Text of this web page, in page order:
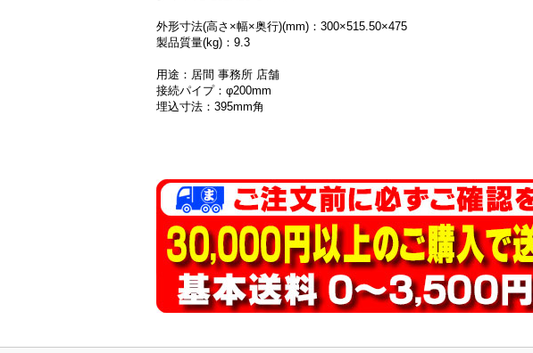
外形寸法(高さ×幅×奥行)(mm)：300×515.50×475
製品質量(kg)：9.3
用途：居間 事務所 店舗
接続パイプ：φ200mm
埋込寸法：395mm角